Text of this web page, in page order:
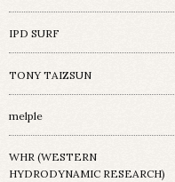
IPD SURF
TONY TAIZSUN
melple
WHR (WESTERN
HYDRODYNAMIC RESEARCH)